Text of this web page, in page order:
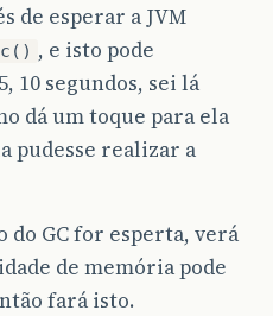
de esperar a JVM
, e isto pode
10 segundos, sei lá
dá um toque para ela
pudesse realizar a
do GC for esperta, verá
de memória pode
fará isto.